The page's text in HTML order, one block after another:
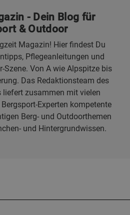
- Dein Blog für
& Outdoor
Magazin! Hier findest Du
Pflegeanleitungen und
Szene. Von A wie Alpspitze bis
Das Redaktionsteam des
liefert zusammen mit vielen
Experten kompetente
Berg- und Outdoorthemen
und Hintergrundwissen.